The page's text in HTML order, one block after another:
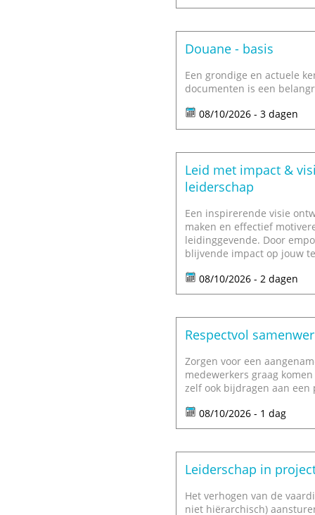
Douane - basis
Een grondige en actuele
documenten is een
08/10/2026 - 3 dagen
Leid met impact &
leiderschap
Een inspirerende visie
maken en effectief
leidinggevende. Door
blijvende impact op jouw
08/10/2026 - 2 dagen
Respectvol
Zorgen voor een
medewerkers graag
zelf ook bijdragen aan
08/10/2026 - 1 dag
Leiderschap in
Het verhogen van de
niet hiërarchisch)